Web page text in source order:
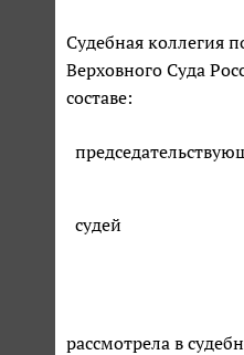
Судебная коллегия
Верховного Суда
составе:
судей
рассмотрела в